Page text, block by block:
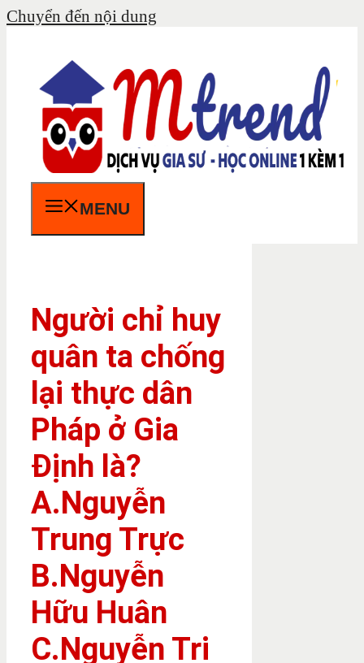
Chuyển đến nội dung
MENU
Người chỉ huy
quân ta chống
lại thực dân
Pháp ở Gia
Định là?
A.Nguyễn
Trung Trực
B.Nguyễn
Hữu Huân
C.Nguyễn Tri